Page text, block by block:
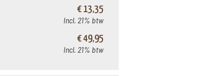
€ 13,35
Incl. 21% btw
€ 49,95
Incl. 21% btw